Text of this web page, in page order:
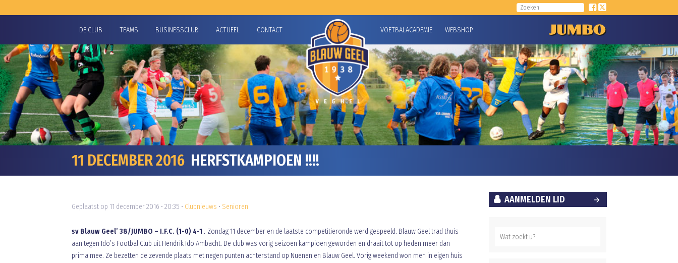
DE CLUB TEAMS BUSINESSCLUB ACTUEEL CONTACT VOETBALACADEMIE WEBSHOP
11 DECEMBER 2016 HERFSTKAMPIOEN !!!!
Geplaatst op 11 december 2016 • 20:35 • Clubnieuws • Senioren
sv Blauw Geel’ 38/JUMBO – I.F.C. (1-0) 4-1 . Zondag 11 december en de laatste competitieronde werd gespeeld. Blauw Geel trad thuis
aan tegen Ido’s Footbal Club uit Hendrik Ido Ambacht. De club was vorig seizoen kampioen geworden en draait tot op heden meer dan
prima mee. Ze bezetten de zevende plaats met negen punten achterstand op Nuenen en Blauw Geel. Vorig weekend won men in eigen huis
AANMELDEN LID